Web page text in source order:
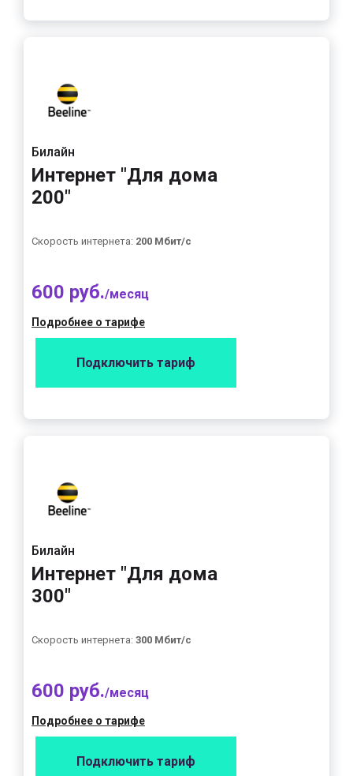
Билайн
Интернет "Для дома
200"
Скорость интернета: 200 Мбит/с
600 руб./месяц
Подробнее о тарифе
Подключить тариф
Билайн
Интернет "Для дома
300"
Скорость интернета: 300 Мбит/с
600 руб./месяц
Подробнее о тарифе
Подключить тариф